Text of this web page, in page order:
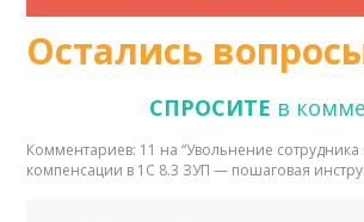
Остались
СПРОСИТЕ в
Комментариев: 11 на “Увольнение сотрудника
компенсации в 1С 8.3 ЗУП — пошаговая